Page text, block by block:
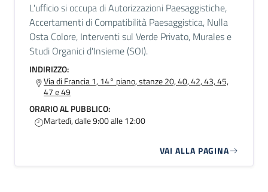
L'ufficio si occupa di Autorizzazioni Paesaggistiche,
Accertamenti di Compatibilità Paesaggistica, Nulla
Osta Colore, Interventi sul Verde Privato, Murales e
Studi Organici d'Insieme (SOI).
INDIRIZZO:
Via di Francia 1, 14° piano, stanze 20, 40, 42, 43, 45,
47 e 49
ORARIO AL PUBBLICO:
Martedì, dalle 9:00 alle 12:00
VAI ALLA PAGINA